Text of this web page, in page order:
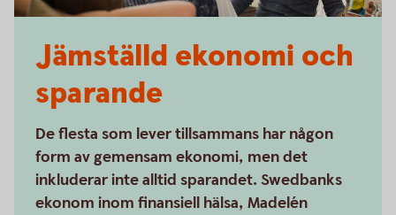
Jämställd ekonomi och
sparande
De flesta som lever tillsammans har någon
form av gemensam ekonomi, men det
inkluderar inte alltid sparandet. Swedbanks
ekonom inom finansiell hälsa, Madelén